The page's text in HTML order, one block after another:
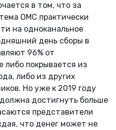
в том, что за
ОМС практически
на одноканальное
день сборы в
96% от
либо покрывается из
либо из других
Но уже к 2019 году
достигнуть больше
представители
что денег может не